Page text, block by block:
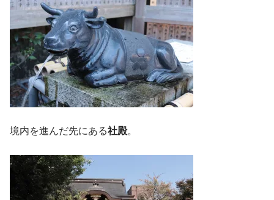
境内を進んだ先にある社殿。